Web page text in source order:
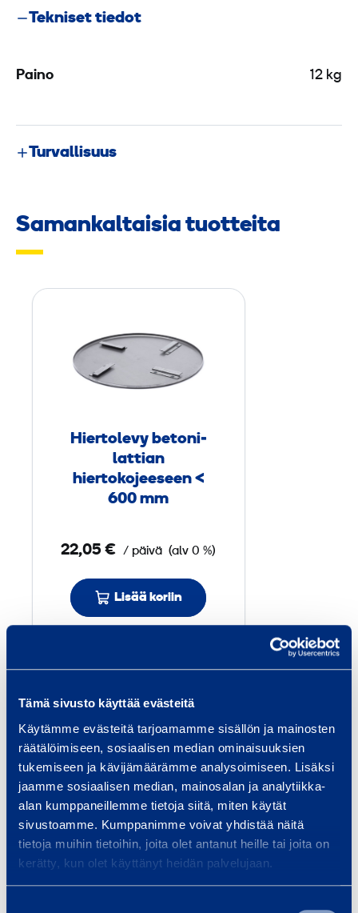
Tämä sivusto käyttää evästeitä
Käytämme evästeitä tarjoamamme sisällön ja mainosten
räätälöimiseen, sosiaalisen median ominaisuuksien
tukemiseen ja kävijämäärämme analysoimiseen. Lisäksi
jaamme sosiaalisen median, mainosalan ja analytiikka-
alan kumppaneillemme tietoja siitä, miten käytät
sivustoamme. Kumppanimme voivat yhdistää näitä
tietoja muihin tietoihin, joita olet antanut heille tai joita on
kerätty, kun olet käyttänyt heidän palvelujaan.
Tekniset tiedot
Paino 12 kg
Turvallisuus
Samankaltaisia tuotteita
e
t
e
v
y
t
o
n
i
l
t
t
i
a
n
e
r
Hiertolevy betoni­
lattian
hiertokojeeseen <
600 mm
22,05 € / päivä (alv 0 %)
Lisää koriin
Kiinteistöhuolto
Kiinteistöhuollon
kalustovuokraus nopeasti ja
joustavasti. Henkilönostimet,